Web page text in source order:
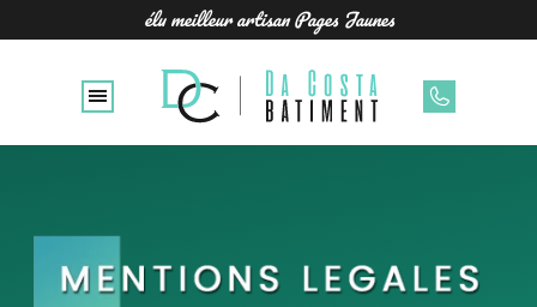
élu meilleur artisan Pages Jaunes